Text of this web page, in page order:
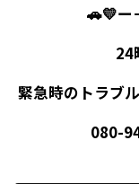
🚗💛ー
24
緊急時のトラブ
080-